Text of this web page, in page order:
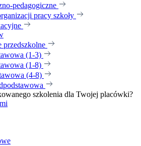
pedagogiczne
pracy szkoły
przedszkolne
(1-3)
(1-8)
(4-8)
szkolenia dla Twojej placówki?